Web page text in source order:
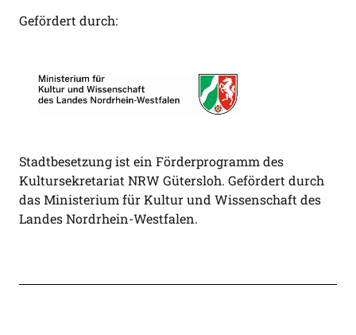
Gefördert durch:
Stadtbesetzung ist ein Förderprogramm des
Kultursekretariat NRW Gütersloh. Gefördert durch
das Ministerium für Kultur und Wissenschaft des
Landes Nordrhein-Westfalen.